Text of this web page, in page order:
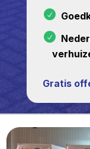
Gratis